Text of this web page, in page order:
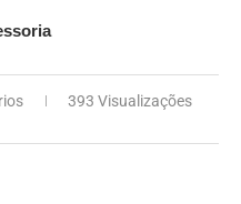
393 Visualizações